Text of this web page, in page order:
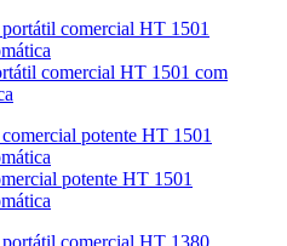
comercial HT 1501 com
potente HT 1501